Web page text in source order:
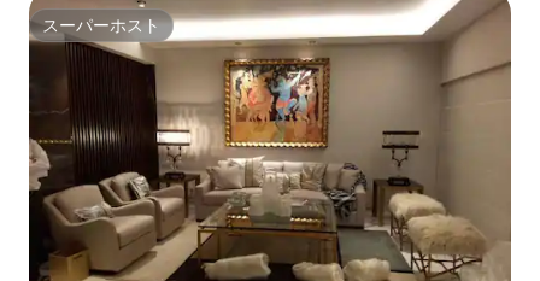
スーパーホスト
スーパーホスト